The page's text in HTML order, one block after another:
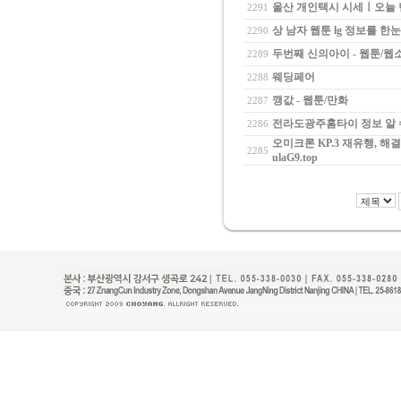
2291 울산 개인택시 시세ㅣ오늘
2290 상 남자 웹툰 lg 정보를 한
2289 두번째 신의아이 - 웹툰/웹
2288 웨딩페어
2287 깽값 - 웹툰/만화
2286 전라도광주홈타이 정보 알
2285
오미크론 KP.3 재유행, 해
ulaG9.top